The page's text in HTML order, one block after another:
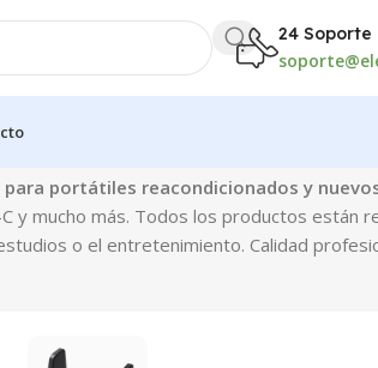
24 Soporte
para portátiles reacondicionados y
mucho más. Todos los productos están
o el entretenimiento. Calidad